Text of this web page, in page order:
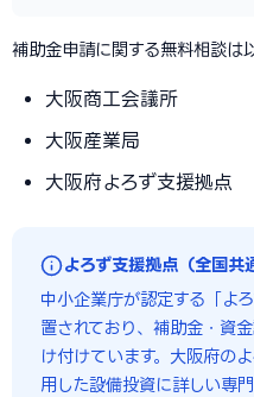
補助金申請に関する無料相談は
大阪商工会議所
大阪産業局
大阪府よろず支援拠点
よろず支援拠点（全国共
中小企業庁が認定する「よ
置されており、補助金・資
け付けています。大阪府の
用した設備投資に詳しい専